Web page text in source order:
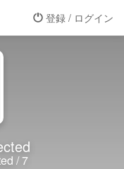
登録 / ログイン
/ 7